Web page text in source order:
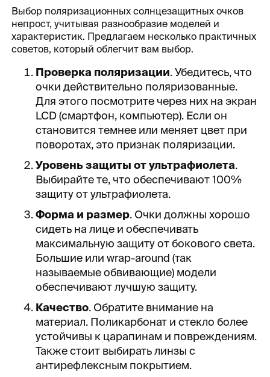
Выбор поляризационных солнцезащитных очков
непрост, учитывая разнообразие моделей и
характеристик. Предлагаем несколько практичных
советов, который облегчит вам выбор.
Проверка поляризации. Убедитесь, что
очки действительно поляризованные.
Для этого посмотрите через них на экран
LCD (смартфон, компьютер). Если он
становится темнее или меняет цвет при
поворотах, это признак поляризации.
Уровень защиты от ультрафиолета.
Выбирайте те, что обеспечивают 100%
защиту от ультрафиолета.
Форма и размер. Очки должны хорошо
сидеть на лице и обеспечивать
максимальную защиту от бокового света.
Большие или wrap-around (так
называемые обвивающие) модели
обеспечивают лучшую защиту.
Качество. Обратите внимание на
материал. Поликарбонат и стекло более
устойчивы к царапинам и повреждениям.
Также стоит выбирать линзы с
антирефлексным покрытием.